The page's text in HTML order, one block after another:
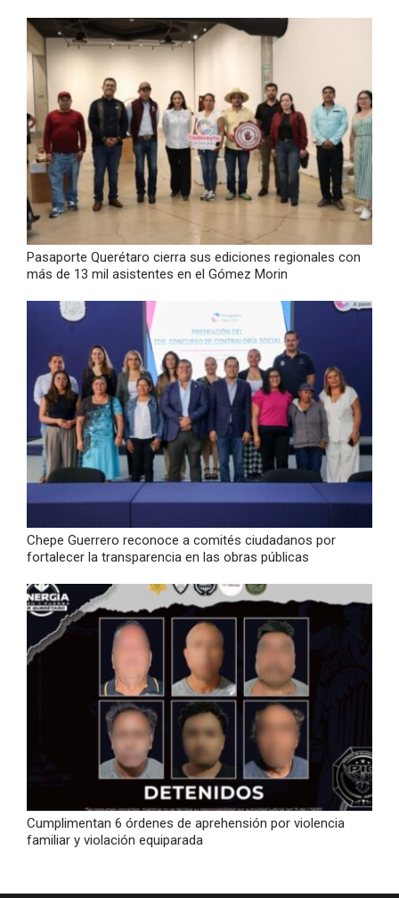
Pasaporte Querétaro cierra sus ediciones regionales con
más de 13 mil asistentes en el Gómez Morin
Chepe Guerrero reconoce a comités ciudadanos por
fortalecer la transparencia en las obras públicas
Cumplimentan 6 órdenes de aprehensión por violencia
familiar y violación equiparada